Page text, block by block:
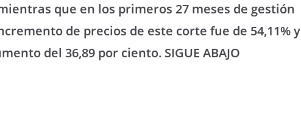
que en los primeros 27 meses de gestión
de precios de este corte fue de 54,11% y
del 36,89 por ciento. SIGUE ABAJO